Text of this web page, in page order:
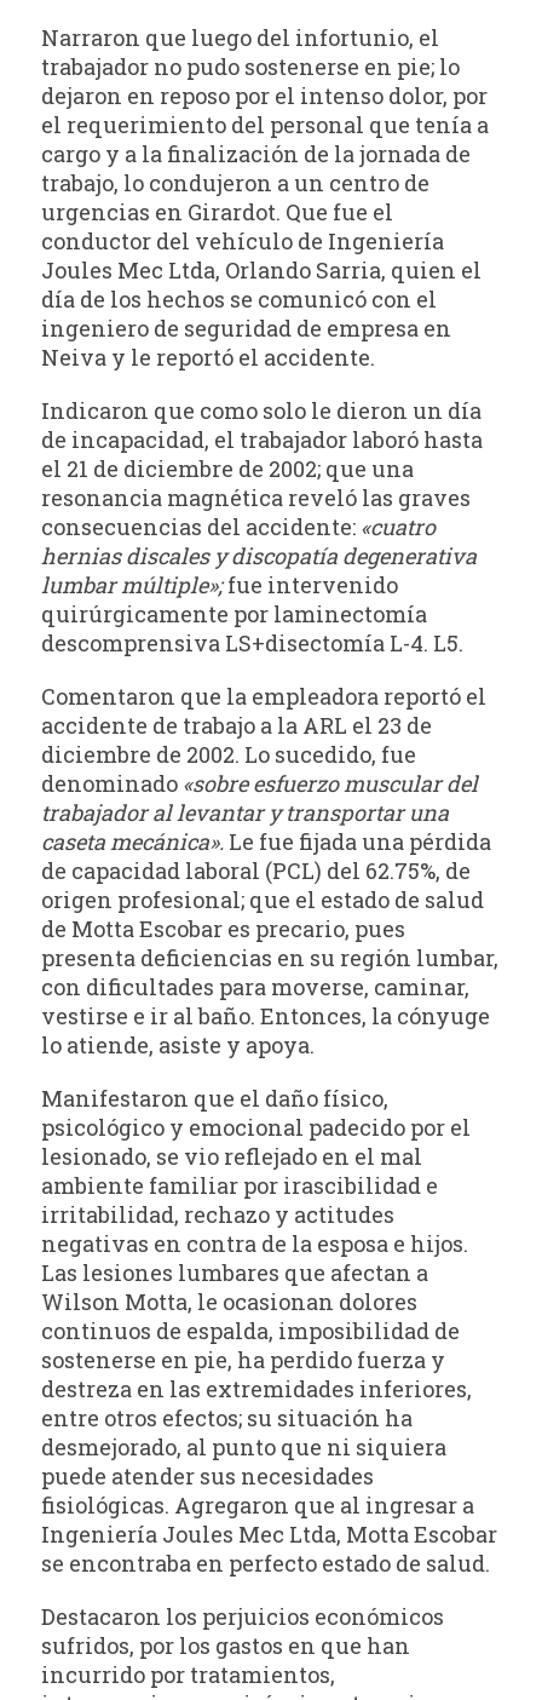
Narraron que luego del infortunio, el
trabajador no pudo sostenerse en pie; lo
dejaron en reposo por el intenso dolor, por
el requerimiento del personal que tenía a
cargo y a la finalización de la jornada de
trabajo, lo condujeron a un centro de
urgencias en Girardot. Que fue el
conductor del vehículo de Ingeniería
Joules Mec Ltda, Orlando Sarria, quien el
día de los hechos se comunicó con el
ingeniero de seguridad de empresa en
Neiva y le reportó el accidente.
Indicaron que como solo le dieron un día
de incapacidad, el trabajador laboró hasta
el 21 de diciembre de 2002; que una
resonancia magnética reveló las graves
consecuencias del accidente: «cuatro
hernias discales y discopatía degenerativa
lumbar múltiple»;fue intervenido
quirúrgicamente por laminectomía
descomprensiva LS+disectomía L-4. L5.
Comentaron que la empleadora reportó el
accidente de trabajo a la ARL el 23 de
diciembre de 2002. Lo sucedido, fue
denominado «sobre esfuerzo muscular del
trabajador al levantar y transportar una
caseta mecánica». Le fue fijada una pérdida
de capacidad laboral (PCL) del 62.75%, de
origen profesional; que el estado de salud
de Motta Escobar es precario, pues
presenta deficiencias en su región lumbar,
con dificultades para moverse, caminar,
vestirse e ir al baño. Entonces, la cónyuge
lo atiende, asiste y apoya.
Manifestaron que el daño físico,
psicológico y emocional padecido por el
lesionado, se vio reflejado en el mal
ambiente familiar por irascibilidad e
irritabilidad, rechazo y actitudes
negativas en contra de la esposa e hijos.
Las lesiones lumbares que afectan a
Wilson Motta, le ocasionan dolores
continuos de espalda, imposibilidad de
sostenerse en pie, ha perdido fuerza y
destreza en las extremidades inferiores,
entre otros efectos; su situación ha
desmejorado, al punto que ni siquiera
puede atender sus necesidades
fisiológicas. Agregaron que al ingresar a
Ingeniería Joules Mec Ltda, Motta Escobar
se encontraba en perfecto estado de salud.
Destacaron los perjuicios económicos
sufridos, por los gastos en que han
incurrido por tratamientos,